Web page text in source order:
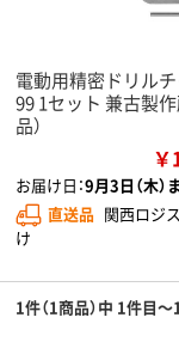
電動用精密ドリル
99 1セット 兼古製作
品）
￥
お届け日：9月3日（木）
直送品 関西ロジ
け
1件（1商品）中 1件目～